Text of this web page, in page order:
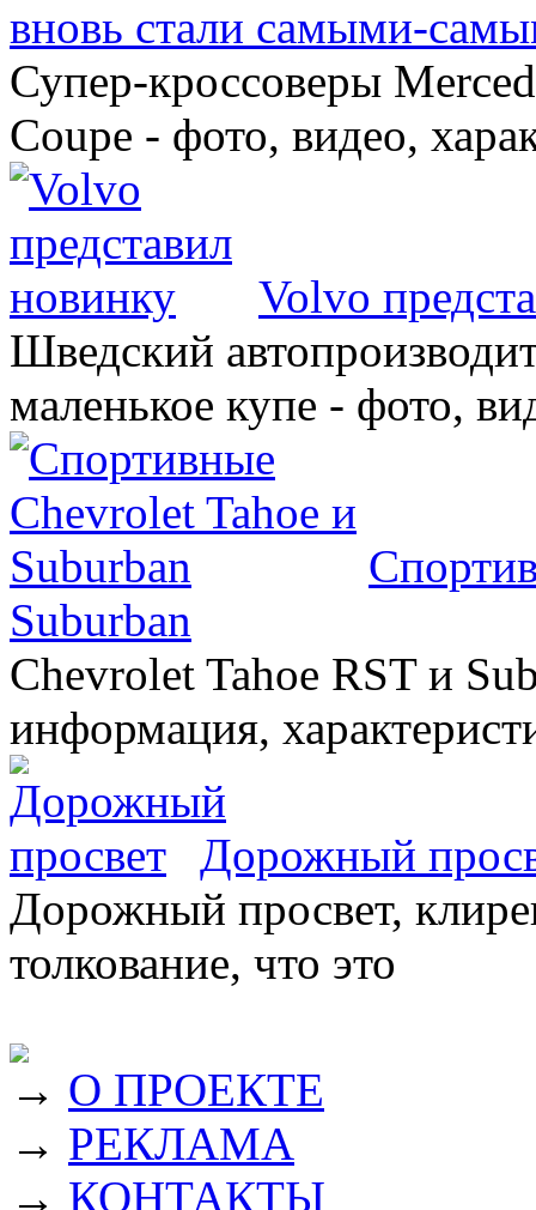
вновь стали самыми-
Супер-кроссоверы
Coupe - фото, видео,
Volvo
Шведский
маленькое купе - фото,
Suburban
Chevrolet Tahoe RST и
информация,
Дорожный
Дорожный просвет,
толкование, что это
→ О ПРОЕКТЕ
→ РЕКЛАМА
→ КОНТАКТЫ